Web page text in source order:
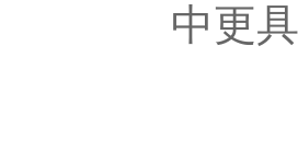
中更